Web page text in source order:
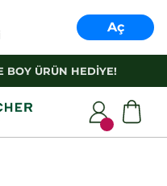
Aç
BOY ÜRÜN HEDİYE!